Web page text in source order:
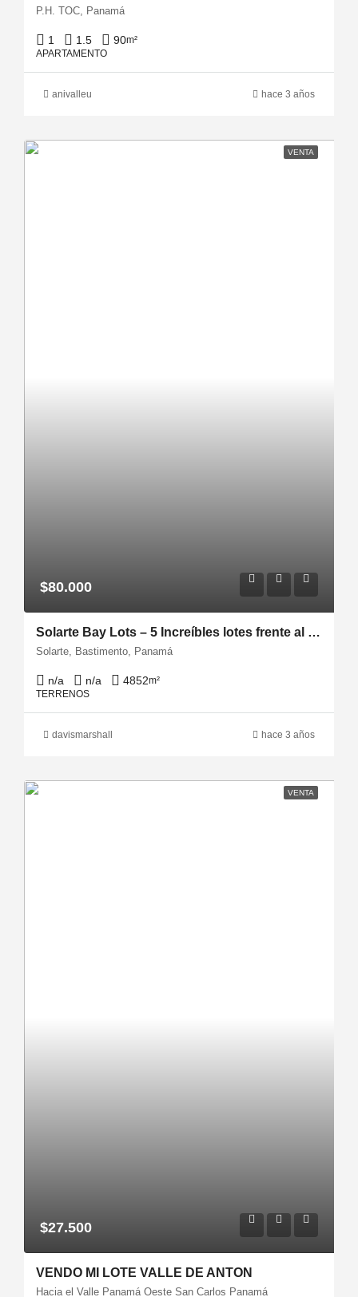
P.H. TOC, Panamá
1 1.5 90m²
APARTAMENTO
anivalleu hace 3 años
VENTA
$80.000
Solarte Bay Lots – 5 Increíbles lotes frente al mar en Bocas del Toro
Solarte, Bastimento, Panamá
n/a n/a 4852m²
TERRENOS
davismarshall hace 3 años
VENTA
$27.500
VENDO MI LOTE VALLE DE ANTON
Hacia el Valle Panamá Oeste San Carlos Panamá